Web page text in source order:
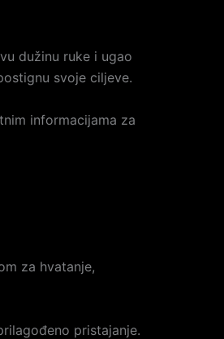
dužinu ruke i ugao
svoje ciljeve.
informacijama za
za hvatanje,
pristajanje.